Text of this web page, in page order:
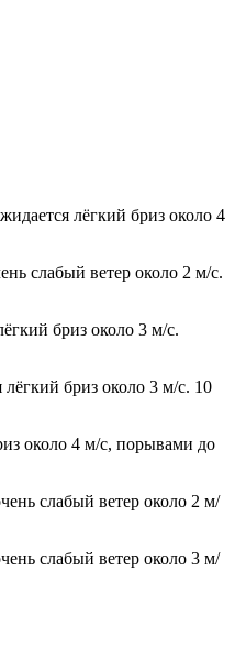
лёгкий бриз около 4
слабый ветер около 2 м/с.
бриз около 3 м/с.
бриз около 3 м/с. 10
около 4 м/с, порывами до
слабый ветер около 2 м/
слабый ветер около 3 м/